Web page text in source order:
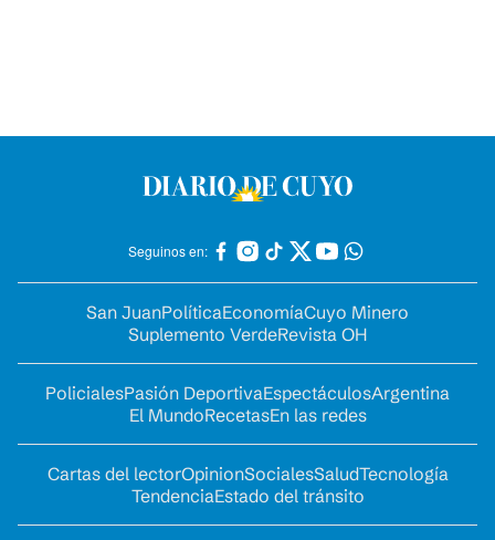
Seguinos en:
San JuanPolíticaEconomíaCuyo Minero
Suplemento VerdeRevista OH
PolicialesPasión DeportivaEspectáculosArgentina
El MundoRecetasEn las redes
Cartas del lectorOpinionSocialesSaludTecnología
TendenciaEstado del tránsito